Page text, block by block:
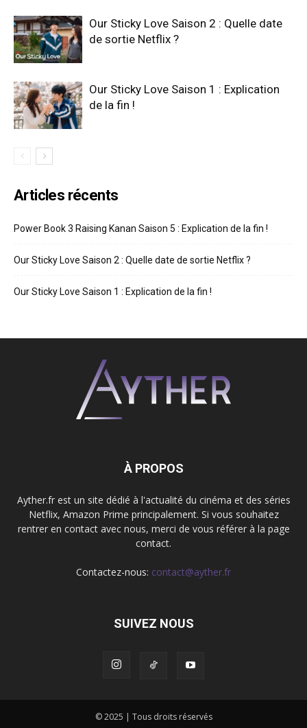
Our Sticky Love Saison 2 : Quelle date
de sortie Netflix ?
Our Sticky Love Saison 1 : Explication
de la fin !
Articles récents
Power Book 3 Raising Kanan Saison 5 : Explication de la fin !
Our Sticky Love Saison 2 : Quelle date de sortie Netflix ?
Our Sticky Love Saison 1 : Explication de la fin !
À PROPOS
Ayther.fr est un site dédié à l'actualité du cinéma et des séries
Netflix, Amazon Prime principalement. Si vous souhaitez
rentrer en contact avec nous, merci de vous référer à la page
contact.
Contactez-nous: contact@ayther.fr
SUIVEZ NOUS
© 2025 | Tous droits réservés